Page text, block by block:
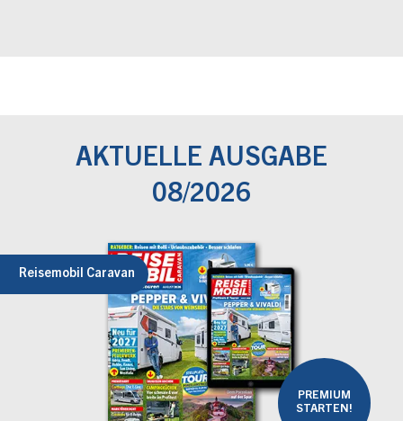
AKTUELLE AUSGABE
08/2026
Reisemobil Caravan
PREMIUM
STARTEN!